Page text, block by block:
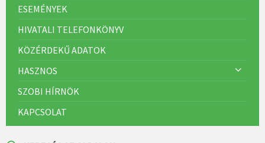
ESEMÉNYEK
HIVATALI TELEFONKÖNYV
KÖZÉRDEKŰ ADATOK
HASZNOS
SZOBI HÍRNÖK
KAPCSOLAT